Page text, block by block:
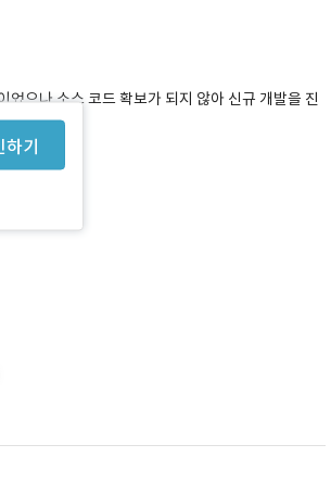
하기
으나 소스 코드 확보가 되지 않아 신규 개발을 진